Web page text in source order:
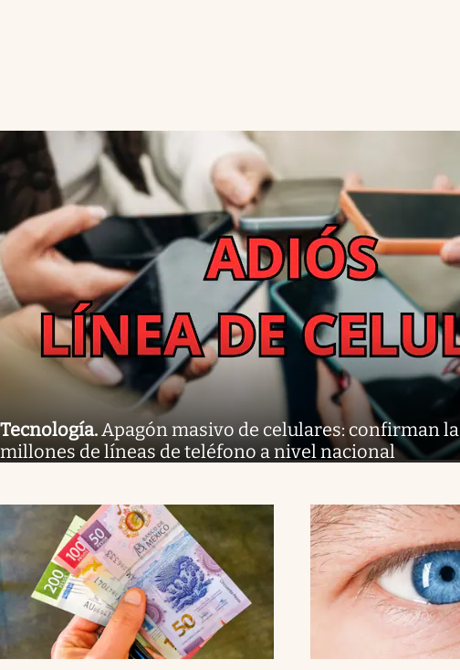
Tecnología.Apagón masivo de celulares: confirman la
millones de líneas de teléfono a nivel nacional